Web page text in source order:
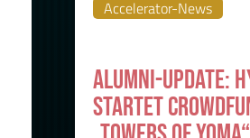
Accelerator-News
ALUMNI-UPDATE:
STARTET